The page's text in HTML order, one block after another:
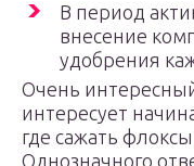
В период
внесение
удобрения
Очень
интересует
где сажать
Однозначного